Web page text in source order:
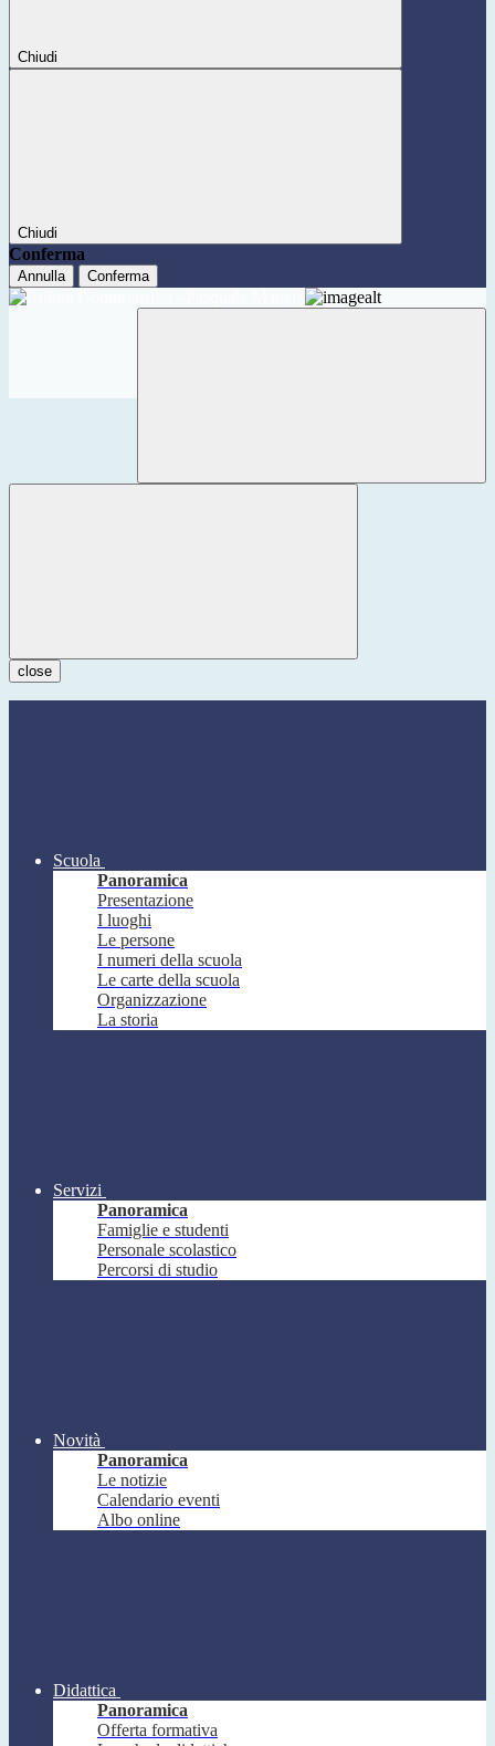
Chiudi
Chiudi
Conferma
Annulla Conferma
close
Scuola
Panoramica
Presentazione
I luoghi
Le persone
I numeri della scuola
Le carte della scuola
Organizzazione
La storia
Servizi
Panoramica
Famiglie e studenti
Personale scolastico
Percorsi di studio
Novità
Panoramica
Le notizie
Calendario eventi
Albo online
Didattica
Panoramica
Offerta formativa